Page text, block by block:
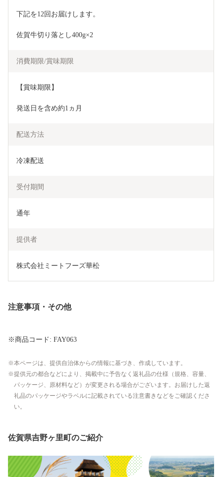
下記を12回お届けします。
佐賀牛切り落とし400g×2
消費期限/賞味期限
【賞味期限】
発送日を含め約1ヵ月
配送方法
冷凍配送
受付期間
通年
提供者
株式会社ミートフーズ華松
注意事項・その他
※商品コード: FAY063
本ページは、提供自治体からの情報に基づき、作成しています。
提供元の都合などにより、掲載中に予告なく返礼品の仕様（規格、容量、
パッケージ、原材料など）が変更される場合がございます。お届けした返
礼品のパッケージやラベルに記載されている注意書きなどをご確認くださ
い。
佐賀県吉野ヶ里町のご紹介